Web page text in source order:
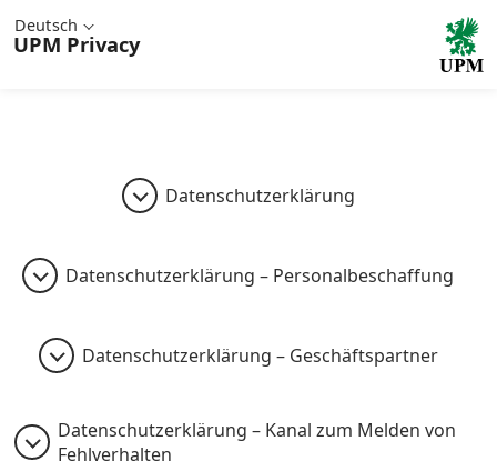
Deutsch
UPM Privacy
Datenschutzerklärung
Datenschutzerklärung – Personalbeschaffung
Datenschutzerklärung – Geschäftspartner
Datenschutzerklärung – Kanal zum Melden von
Fehlverhalten